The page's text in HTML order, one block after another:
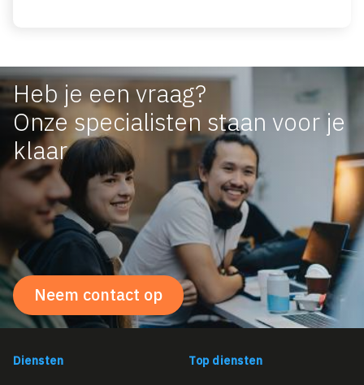
Heb je een vraag?
Onze specialisten staan voor je
klaar
Neem contact op
Diensten Top diensten